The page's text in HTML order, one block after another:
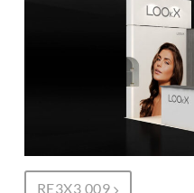
RE3X3 009